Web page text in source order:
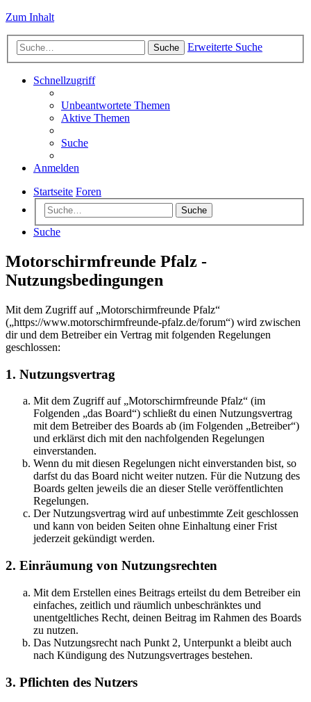
Zum Inhalt
Suche Erweiterte Suche
Schnellzugriff
Unbeantwortete Themen
Aktive Themen
Suche
Anmelden
Startseite Foren
Suche
Suche
Motorschirmfreunde Pfalz -
Nutzungsbedingungen
Mit dem Zugriff auf „Motorschirmfreunde Pfalz“
(„https://www.motorschirmfreunde-pfalz.de/forum“) wird zwischen
dir und dem Betreiber ein Vertrag mit folgenden Regelungen
geschlossen:
1. Nutzungsvertrag
Mit dem Zugriff auf „Motorschirmfreunde Pfalz“ (im
Folgenden „das Board“) schließt du einen Nutzungsvertrag
mit dem Betreiber des Boards ab (im Folgenden „Betreiber“)
und erklärst dich mit den nachfolgenden Regelungen
einverstanden.
Wenn du mit diesen Regelungen nicht einverstanden bist, so
darfst du das Board nicht weiter nutzen. Für die Nutzung des
Boards gelten jeweils die an dieser Stelle veröffentlichten
Regelungen.
Der Nutzungsvertrag wird auf unbestimmte Zeit geschlossen
und kann von beiden Seiten ohne Einhaltung einer Frist
jederzeit gekündigt werden.
2. Einräumung von Nutzungsrechten
Mit dem Erstellen eines Beitrags erteilst du dem Betreiber ein
einfaches, zeitlich und räumlich unbeschränktes und
unentgeltliches Recht, deinen Beitrag im Rahmen des Boards
zu nutzen.
Das Nutzungsrecht nach Punkt 2, Unterpunkt a bleibt auch
nach Kündigung des Nutzungsvertrages bestehen.
3. Pflichten des Nutzers